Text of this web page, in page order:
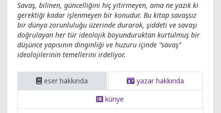
Savaş, bilinen, güncelliğini hiç yitirmeyen, ama ne yazık ki
gerektiği kadar işlenmeyen bir konudur. Bu kitap savaşsız
bir dünya zorunluluğu üzerinde durarak, şiddeti ve savaşı
doğrulayan her tür ideolojik boyunduruktan kurtulmuş bir
düşünce yapısının dinginliği ve huzuru içinde “savaş”
ideolojilerinin temellerini irdeliyor.
eser hakkında
yazar hakkında
künye